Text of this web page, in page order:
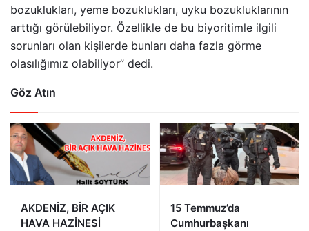
bozuklukları, yeme bozuklukları, uyku bozukluklarının
arttığı görülebiliyor. Özellikle de bu biyoritimle ilgili
sorunları olan kişilerde bunları daha fazla görme
olasılığımız olabiliyor” dedi.
Göz Atın
AKDENİZ, BİR AÇIK
HAVA HAZİNESİ
15 Temmuz’da
Cumhurbaşkanı